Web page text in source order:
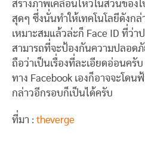
สร้างภาพเคลื่อนไหวในส่วนของ
สุดๆ ซึ่งนั่นทำให้เทคโนโลยีดังก
เหมาะสมแล้วล่ะก็ Face ID ที่ว่
สามารถที่จะป้องกันความปลอด
ถือว่าเป็นเรื่องที่ละเอียดอ่อนครั
ทาง Facebook เองก็อาจจะโดน
กล่าวอีกรอบก็เป็นได้ครับ
ที่มา : theverge